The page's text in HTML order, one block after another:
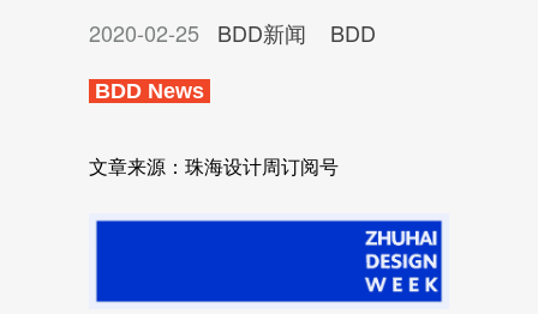
2020-02-25 BDD新闻 BDD
BDD News
文章来源：珠海设计周订阅号